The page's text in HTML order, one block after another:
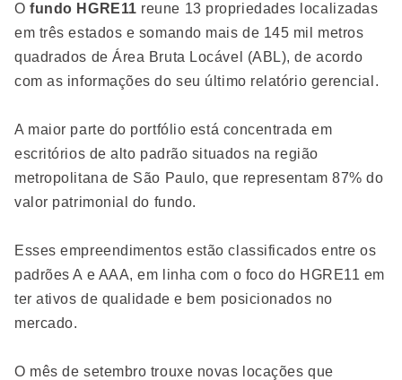
O fundo HGRE11 reune 13 propriedades localizadas
em três estados e somando mais de 145 mil metros
quadrados de Área Bruta Locável (ABL), de acordo
com as informações do seu último relatório gerencial.
A maior parte do portfólio está concentrada em
escritórios de alto padrão situados na região
metropolitana de São Paulo, que representam 87% do
valor patrimonial do fundo.
Esses empreendimentos estão classificados entre os
padrões A e AAA, em linha com o foco do HGRE11 em
ter ativos de qualidade e bem posicionados no
mercado.
O mês de setembro trouxe novas locações que